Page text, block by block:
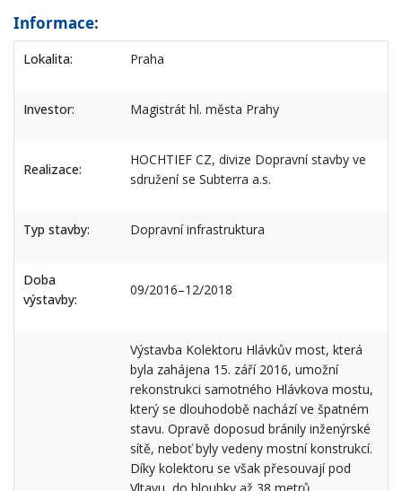
Informace:
Lokalita: Praha
Investor: Magistrát hl. města Prahy
Realizace:
HOCHTIEF CZ, divize Dopravní stavby ve
sdružení se Subterra a.s.
Typ stavby: Dopravní infrastruktura
Doba
výstavby:
09/2016–12/2018
Výstavba Kolektoru Hlávkův most, která
byla zahájena 15. září 2016, umožní
rekonstrukci samotného Hlávkova mostu,
který se dlouhodobě nachází ve špatném
stavu. Opravě doposud bránily inženýrské
sítě, neboť byly vedeny mostní konstrukcí.
Díky kolektoru se však přesouvají pod